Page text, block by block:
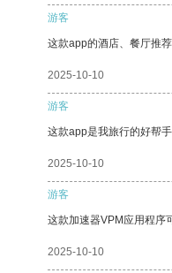
游客
这款app的酒店、餐厅推
2025-10-10
游客
这款app是我旅行的好帮
2025-10-10
游客
这款加速器VPM应用程序
2025-10-10